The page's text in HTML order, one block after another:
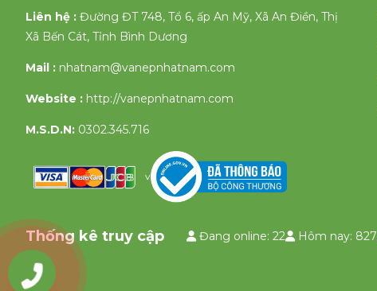
Liên hệ : Đường ĐT 748, Tổ 6, ấp An Mỹ, Xã An Điền, Thị
Xã Bến Cát, Tỉnh Bình Dương
Mail : nhatnam@vanepnhatnam.com
Website : http://vanepnhatnam.com
M.S.D.N: 0302.345.716
v
Thống kê truy cập Đang online: 22 Hôm nay: 827
0903335658